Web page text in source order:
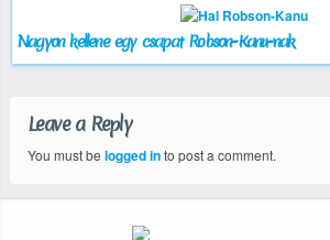
Nagyon kellene egy csapat Robson-Kanu-nak
Leave a Reply
You must be logged into post a comment.